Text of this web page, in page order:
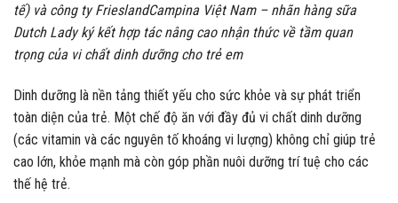
tế) và công ty FrieslandCampina Việt Nam – nhãn hàng sữa
Dutch Lady ký kết hợp tác nâng cao nhận thức về tầm quan
trọng của vi chất dinh dưỡng cho trẻ em
Dinh dưỡng là nền tảng thiết yếu cho sức khỏe và sự phát triển
toàn diện của trẻ. Một chế độ ăn với đầy đủ vi chất dinh dưỡng
(các vitamin và các nguyên tố khoáng vi lượng) không chỉ giúp trẻ
cao lớn, khỏe mạnh mà còn góp phần nuôi dưỡng trí tuệ cho các
thế hệ trẻ.